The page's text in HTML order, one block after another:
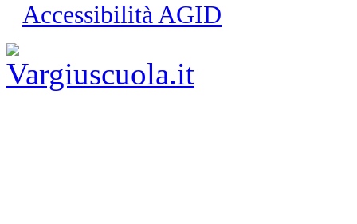
Accessibilità AGID